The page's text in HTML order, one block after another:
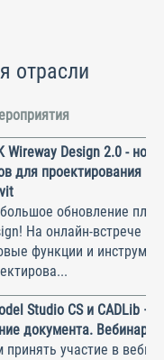
отрасли
Wireway Design 2.0 -
для проектирования
обновление
На онлайн-встрече
функции и
Studio CS и CADLib —
документа. Вебинар
участие в